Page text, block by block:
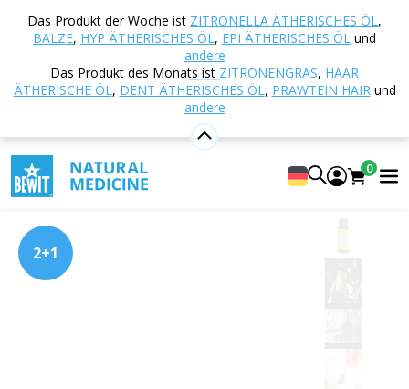
Das Produkt der Woche ist ZITRONELLA ÄTHERISCHES ÖL,
BALZE, HYP ÄTHERISCHES ÖL, EPI ÄTHERISCHES ÖL und
andere
Das Produkt des Monats ist ZITRONENGRAS, HAAR
ÄTHERISCHE ÖL, DENT ÄTHERISCHES ÖL, PRAWTEIN HAIRund
andere
0
E-shop
Ernährung und
Nahrungsergänzungsmittel
PRAWTEIN® –
PRAWTEIN Alg
Supernahrungsmittel
5 Anzeigen 11 Rezensionen
2+1